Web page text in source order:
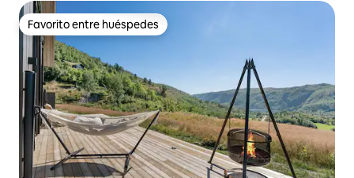
Favorito entre huéspedes
Favorito entre huéspedes